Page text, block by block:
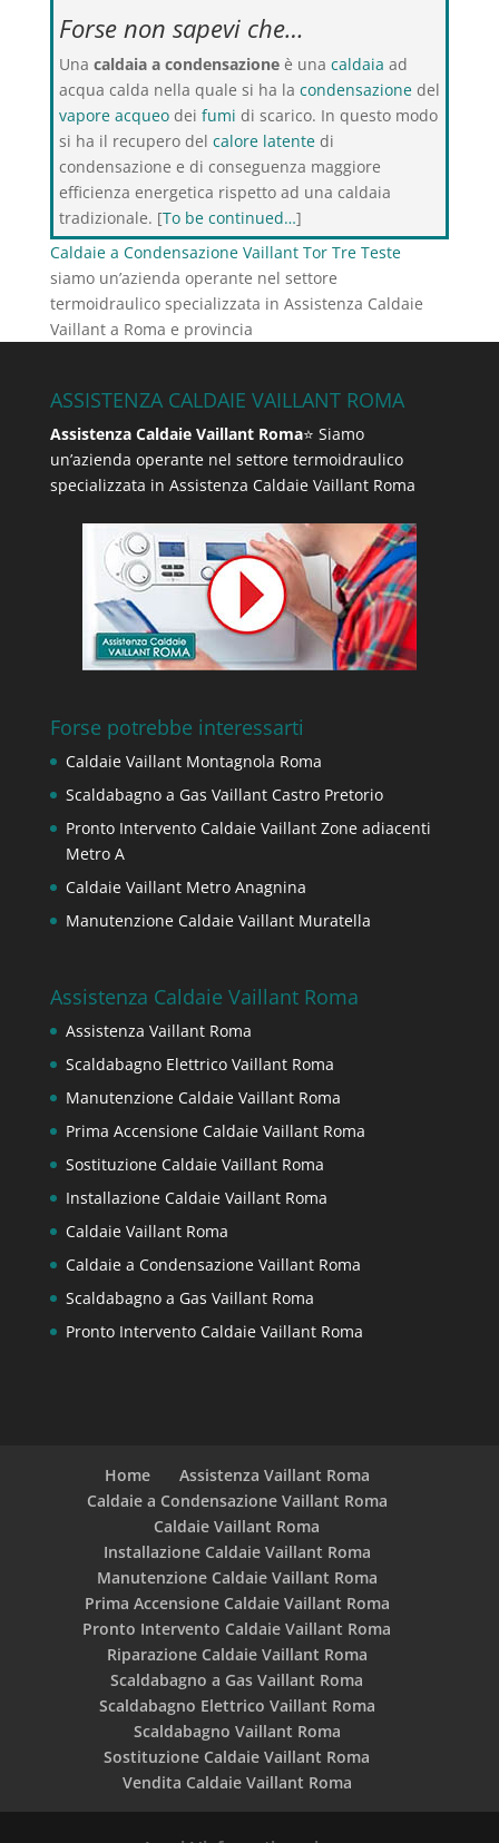
Forse non sapevi che…
Una caldaia a condensazioneè una caldaia ad
acqua calda nella quale si ha la condensazionedel
vapore acqueodei fumi di scarico. In questo modo
si ha il recupero del calore latentedi
condensazione e di conseguenza maggiore
efficienza energetica rispetto ad una caldaia
tradizionale. [To be continued…]
Caldaie a Condensazione Vaillant Tor Tre Teste
siamo un’azienda operante nel settore
termoidraulico specializzata in Assistenza Caldaie
Vaillant a Roma e provincia
ASSISTENZA CALDAIE VAILLANT ROMA
Assistenza Caldaie Vaillant Roma⭐ Siamo
un’azienda operante nel settore termoidraulico
specializzata in Assistenza Caldaie Vaillant Roma
Forse potrebbe interessarti
Caldaie Vaillant Montagnola Roma
Scaldabagno a Gas Vaillant Castro Pretorio
Pronto Intervento Caldaie Vaillant Zone adiacenti
Metro A
Caldaie Vaillant Metro Anagnina
Manutenzione Caldaie Vaillant Muratella
Assistenza Caldaie Vaillant Roma
Assistenza Vaillant Roma
Scaldabagno Elettrico Vaillant Roma
Manutenzione Caldaie Vaillant Roma
Prima Accensione Caldaie Vaillant Roma
Sostituzione Caldaie Vaillant Roma
Installazione Caldaie Vaillant Roma
Caldaie Vaillant Roma
Caldaie a Condensazione Vaillant Roma
Scaldabagno a Gas Vaillant Roma
Pronto Intervento Caldaie Vaillant Roma
Home
Assistenza Vaillant Roma
Caldaie a Condensazione Vaillant Roma
Caldaie Vaillant Roma
Installazione Caldaie Vaillant Roma
Manutenzione Caldaie Vaillant Roma
Prima Accensione Caldaie Vaillant Roma
Pronto Intervento Caldaie Vaillant Roma
Riparazione Caldaie Vaillant Roma
Scaldabagno a Gas Vaillant Roma
Scaldabagno Elettrico Vaillant Roma
Scaldabagno Vaillant Roma
Sostituzione Caldaie Vaillant Roma
Vendita Caldaie Vaillant Roma